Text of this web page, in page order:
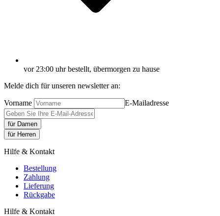
vor 23:00 uhr bestellt, übermorgen zu hause
Melde dich für unseren newsletter an:
Vorname E-Mailadresse
für Damen
für Herren
Hilfe & Kontakt
Bestellung
Zahlung
Lieferung
Rückgabe
Hilfe & Kontakt